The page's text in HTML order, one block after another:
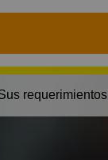
requerimientos